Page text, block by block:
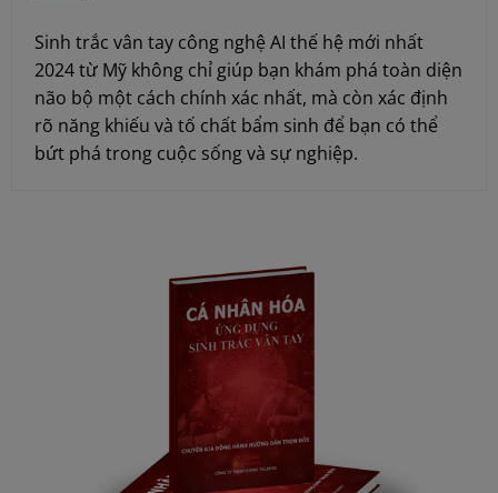
Sinh trắc vân tay công nghệ AI thế hệ mới nhất
2024 từ Mỹ không chỉ giúp bạn khám phá toàn diện
não bộ một cách chính xác nhất, mà còn xác định
rõ năng khiếu và tố chất bẩm sinh để bạn có thể
bứt phá trong cuộc sống và sự nghiệp.